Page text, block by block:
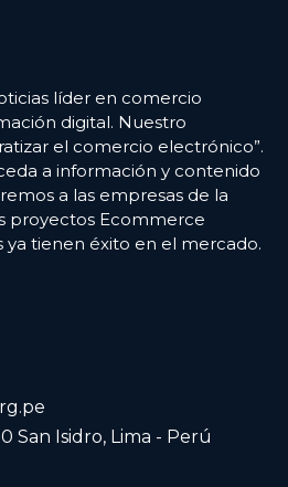
líder en comercio
digital. Nuestro
el comercio electrónico”.
a información y contenido
a las empresas de la
proyectos Ecommerce
ya tienen éxito en el mercado.
San Isidro, Lima - Perú